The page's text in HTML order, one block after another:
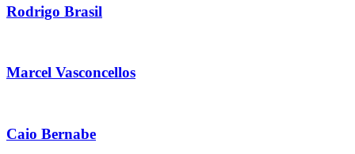
Rodrigo Brasil
Marcel Vasconcellos
Caio Bernabe